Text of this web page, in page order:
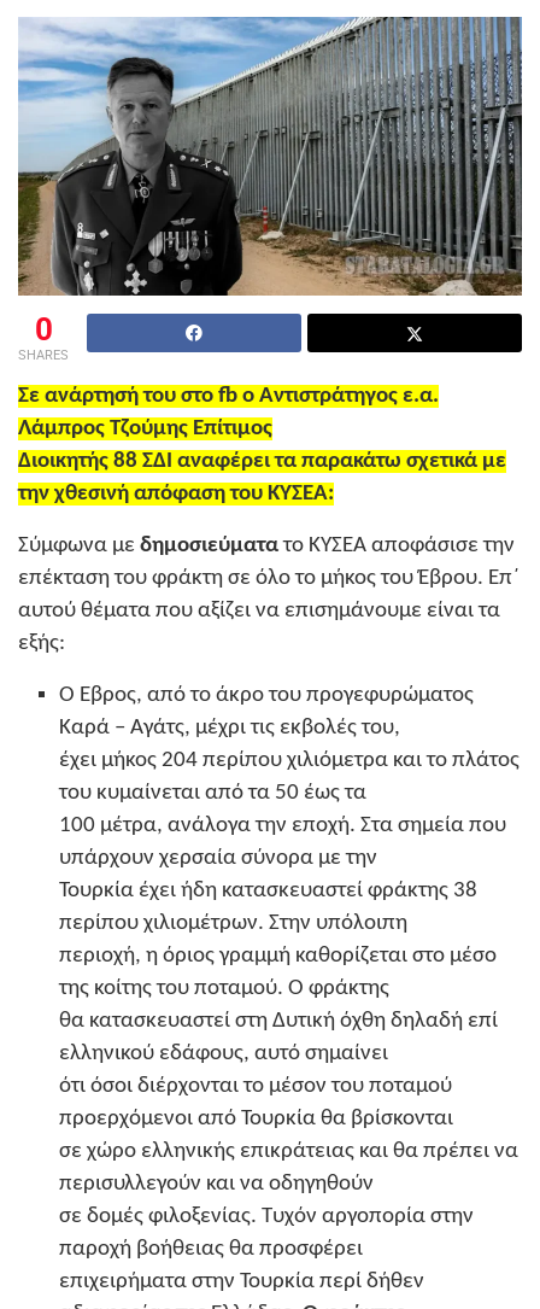
0
SHARES
Σε ανάρτησή του στο fb ο Αντιστράτηγος ε.α.
Λάμπρος Τζούμης Επίτιμος
Διοικητής 88 ΣΔΙ αναφέρει τα παρακάτω σχετικά με
την χθεσινή απόφαση του ΚΥΣΕΑ:
Σύμφωνα με δημοσιεύματατο ΚΥΣΕΑ αποφάσισε την
επέκταση του φράκτη σε όλο το μήκος του Έβρου. Επ΄
αυτού θέματα που αξίζει να επισημάνουμε είναι τα
εξής:
Ο Έβρος, από το άκρο του προγεφυρώματος
Καρά – Αγάτς, μέχρι τις εκβολές του,
έχει μήκος 204 περίπου χιλιόμετρα και το πλάτος
του κυμαίνεται από τα 50 έως τα
100 μέτρα, ανάλογα την εποχή. Στα σημεία που
υπάρχουν χερσαία σύνορα με την
Τουρκία έχει ήδη κατασκευαστεί φράκτης 38
περίπου χιλιομέτρων. Στην υπόλοιπη
περιοχή, η όριος γραμμή καθορίζεται στο μέσο
της κοίτης του ποταμού. Ο φράκτης
θα κατασκευαστεί στη Δυτική όχθη δηλαδή επί
ελληνικού εδάφους, αυτό σημαίνει
ότι όσοι διέρχονται το μέσον του ποταμού
προερχόμενοι από Τουρκία θα βρίσκονται
σε χώρο ελληνικής επικράτειας και θα πρέπει να
περισυλλεγούν και να οδηγηθούν
σε δομές φιλοξενίας. Τυχόν αργοπορία στην
παροχή βοήθειας θα προσφέρει
επιχειρήματα στην Τουρκία περί δήθεν